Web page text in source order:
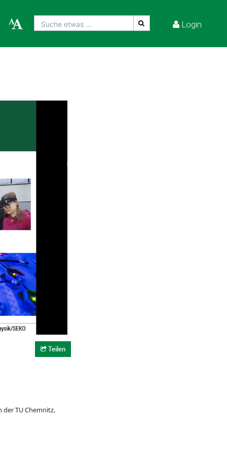
Suche etwas ... Login
Teilen
der TU Chemnitz,